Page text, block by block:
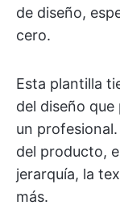
de diseño,
cero.
Esta plantilla
del diseño
un
del producto,
jerarquía, la
más.